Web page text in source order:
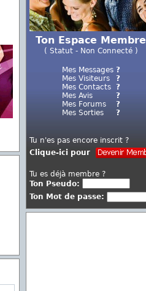
Ton Espace Membre
( Statut - Non Connecté )
Mes Messages
Mes Visiteurs
Mes Contacts
Mes Avis
Mes Forums
Mes Sorties
?
?
?
?
?
?
Tu n'es pas encore inscrit ?
Clique-ici pour
Tu es déjà membre ?
Ton Pseudo:
Ton Mot de passe: